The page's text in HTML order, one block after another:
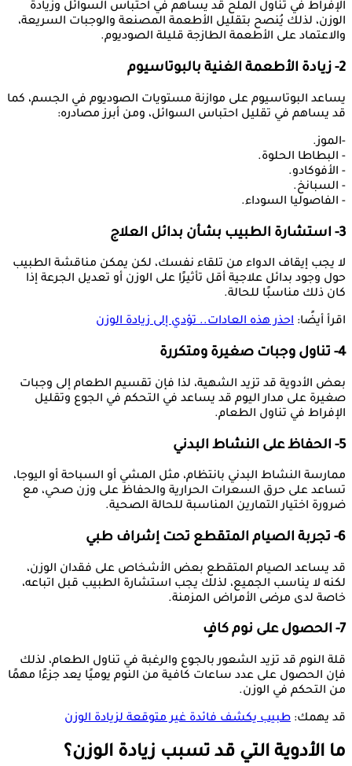
الإفراط في تناول الملح قد يساهم في احتباس السوائل وزيادة
الوزن، لذلك يُنصح بتقليل الأطعمة المصنعة والوجبات السريعة،
والاعتماد على الأطعمة الطازجة قليلة الصوديوم.
2- زيادة الأطعمة الغنية بالبوتاسيوم
يساعد البوتاسيوم على موازنة مستويات الصوديوم في الجسم، كما
قد يساهم في تقليل احتباس السوائل، ومن أبرز مصادره:
-الموز.
- البطاطا الحلوة.
- الأفوكادو.
- السبانخ.
- الفاصوليا السوداء.
3- استشارة الطبيب بشأن بدائل العلاج
لا يجب إيقاف الدواء من تلقاء نفسك، لكن يمكن مناقشة الطبيب
حول وجود بدائل علاجية أقل تأثيرًا على الوزن أو تعديل الجرعة إذا
كان ذلك مناسبًا للحالة.
اقرأ أيضًا: احذر هذه العادات.. تؤدي إلى زيادة الوزن
4- تناول وجبات صغيرة ومتكررة
بعض الأدوية قد تزيد الشهية، لذا فإن تقسيم الطعام إلى وجبات
صغيرة على مدار اليوم قد يساعد في التحكم في الجوع وتقليل
الإفراط في تناول الطعام.
5- الحفاظ على النشاط البدني
ممارسة النشاط البدني بانتظام، مثل المشي أو السباحة أو اليوجا،
تساعد على حرق السعرات الحرارية والحفاظ على وزن صحي، مع
ضرورة اختيار التمارين المناسبة للحالة الصحية.
6- تجربة الصيام المتقطع تحت إشراف طبي
قد يساعد الصيام المتقطع بعض الأشخاص على فقدان الوزن،
لكنه لا يناسب الجميع، لذلك يجب استشارة الطبيب قبل اتباعه،
خاصة لدى مرضى الأمراض المزمنة.
7- الحصول على نوم كافٍ
قلة النوم قد تزيد الشعور بالجوع والرغبة في تناول الطعام، لذلك
فإن الحصول على عدد ساعات كافية من النوم يوميًا يعد جزءًا مهمًا
من التحكم في الوزن.
قد يهمك: طبيب يكشف فائدة غير متوقعة لزيادة الوزن
ما الأدوية التي قد تسبب زيادة الوزن؟